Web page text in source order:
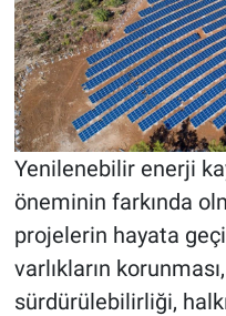
Yenilenebilir enerji
öneminin farkında
projelerin hayata
varlıkların
sürdürülebilirliği,